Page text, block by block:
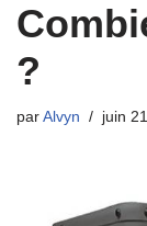
?
par Alvyn juin